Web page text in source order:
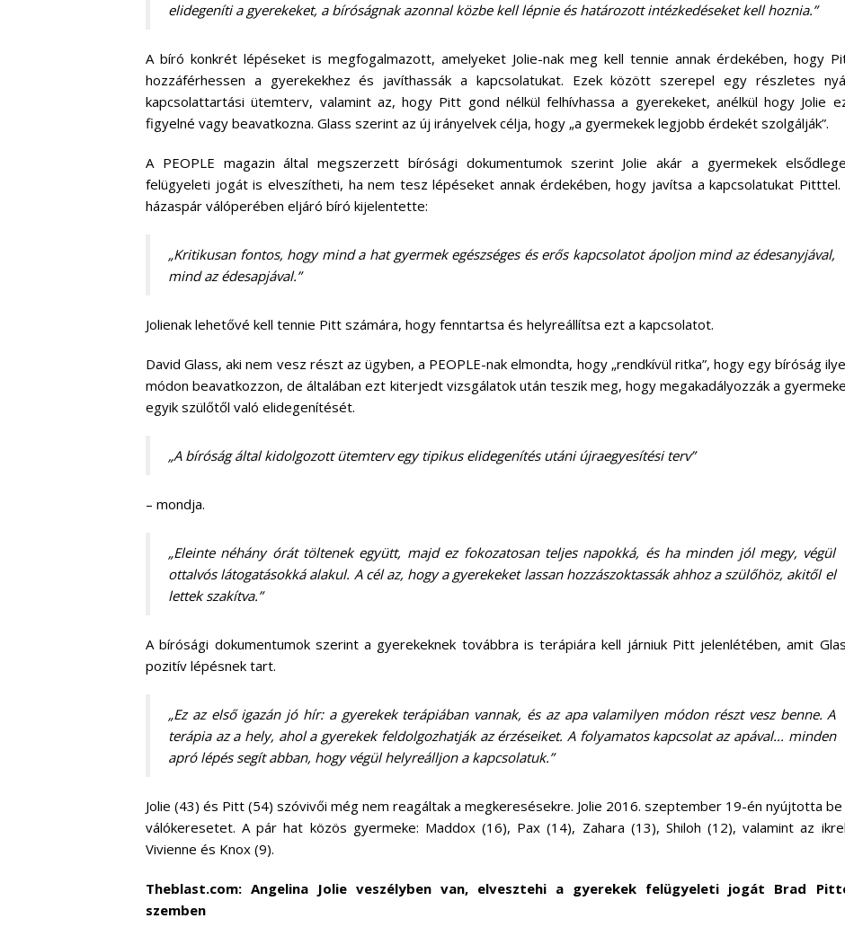
elidegeníti a gyerekeket, a bíróságnak azonnal közbe kell lépnie és határozott intézkedéseket kell hoznia.”
A bíró konkrét lépéseket is megfogalmazott, amelyeket Jolie-nak meg kell tennie annak érdekében, hogy
hozzáférhessen a gyerekekhez és javíthassák a kapcsolatukat. Ezek között szerepel egy részletes
kapcsolattartási ütemterv, valamint az, hogy Pitt gond nélkül felhívhassa a gyerekeket, anélkül hogy Jolie
figyelné vagy beavatkozna. Glass szerint az új irányelvek célja, hogy „a gyermekek legjobb érdekét szolgálják”.
A PEOPLE magazin által megszerzett bírósági dokumentumok szerint Jolie akár a gyermekek
felügyeleti jogát is elveszítheti, ha nem tesz lépéseket annak érdekében, hogy javítsa a kapcsolatukat Pitttel.
házaspár válóperében eljáró bíró kijelentette:
„Kritikusan fontos, hogy mind a hat gyermek egészséges és erős kapcsolatot ápoljon mind az édesanyjával,
mind az édesapjával.”
Jolienak lehetővé kell tennie Pitt számára, hogy fenntartsa és helyreállítsa ezt a kapcsolatot.
David Glass, aki nem vesz részt az ügyben, a PEOPLE-nak elmondta, hogy „rendkívül ritka”, hogy egy bíróság
módon beavatkozzon, de általában ezt kiterjedt vizsgálatok után teszik meg, hogy megakadályozzák a
egyik szülőtől való elidegenítését.
„A bíróság által kidolgozott ütemterv egy tipikus elidegenítés utáni újraegyesítési terv”
– mondja.
„Eleinte néhány órát töltenek együtt, majd ez fokozatosan teljes napokká, és ha minden jól megy, végül
ottalvós látogatásokká alakul. A cél az, hogy a gyerekeket lassan hozzászoktassák ahhoz a szülőhöz, akitől el
lettek szakítva.”
A bírósági dokumentumok szerint a gyerekeknek továbbra is terápiára kell járniuk Pitt jelenlétében, amit
pozitív lépésnek tart.
„Ez az első igazán jó hír: a gyerekek terápiában vannak, és az apa valamilyen módon részt vesz benne. A
terápia az a hely, ahol a gyerekek feldolgozhatják az érzéseiket. A folyamatos kapcsolat az apával... minden
apró lépés segít abban, hogy végül helyreálljon a kapcsolatuk.”
Jolie (43) és Pitt (54) szóvivői még nem reagáltak a megkeresésekre. Jolie 2016. szeptember 19-én nyújtotta be
válókeresetet. A pár hat közös gyermeke: Maddox (16), Pax (14), Zahara (13), Shiloh (12), valamint az
Vivienne és Knox (9).
Theblast.com: Angelina Jolie veszélyben van, elvesztehi a gyerekek felügyeleti jogát Brad
szemben